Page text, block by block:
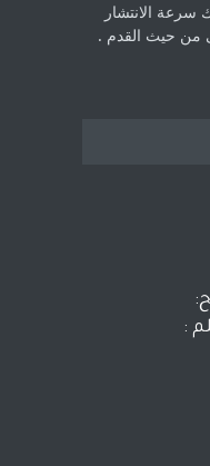
سرعة الانتشار
من حيث القدم .
: